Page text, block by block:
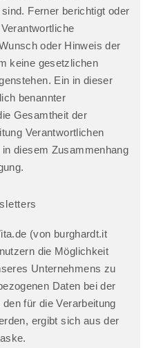
Ferner berichtigt oder
oder Hinweis der
keine gesetzlichen
Ein in dieser
benannter
Gesamtheit der
Verantwortlichen
diesem Zusammenhang
(von burghardt.it
die Möglichkeit
Unternehmens zu
Daten bei der
für die Verarbeitung
ergibt sich aus der